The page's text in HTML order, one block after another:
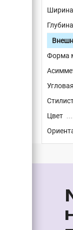
Ширина
Глубина
Форма
Цвет